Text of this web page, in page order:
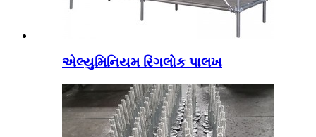
એલ્યુમિનિયમ રિંગલોક પાલખ